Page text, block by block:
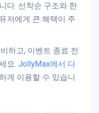
다. 선착순 구조와 한
저에게 큰 혜택이 주
하고, 이벤트 종료 전
요. JollyMax에서 다
게 이용할 수 있습니